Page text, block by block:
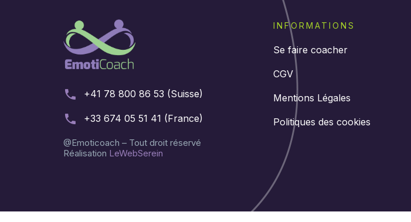
+41 78 800 86 53 (Suisse)
+33 674 05 51 41 (France)
@Emoticoach – Tout droit réservé
Réalisation LeWebSerein
INFORMATIONS
Se faire coacher
CGV
Mentions Légales
Politiques des cookies